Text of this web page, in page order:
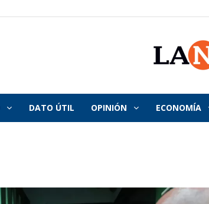
DATO ÚTIL OPINIÓN ECONOMÍA